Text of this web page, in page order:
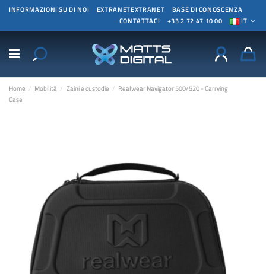
INFORMAZIONI SU DI NOI EXTRANETEXTRANET
BASE DI CONOSCENZA
CONTATTACI
+33 2 72 47 10 00 IT
Home Mobilità Zaini e custodie
Realwear Navigator 500/520 - Carrying
Case